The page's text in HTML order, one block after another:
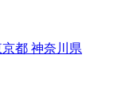
京都 神奈川県